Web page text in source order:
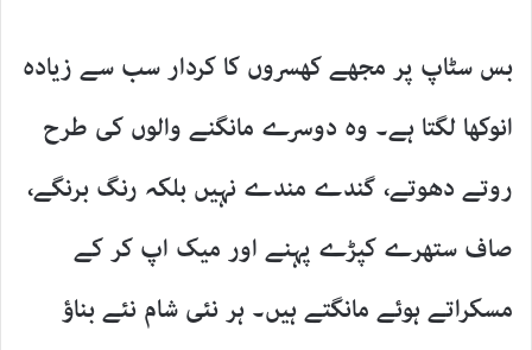
بس سٹاپ پر مجھے کھسروں کا کردار سب سے زیادہ
انوکھا لگتا ہے۔ وہ دوسرے مانگنے والوں کی طرح
روتے دھوتے، گندے مندے نہیں بلکہ رنگ برنگے،
صاف ستھرے کپڑے پہنے اور میک اپ کر کے
مسکراتے ہوئے مانگتے ہیں۔ ہر نئی شام نئے بناؤ